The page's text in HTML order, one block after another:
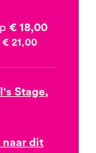
€ 18,00
€ 21,00
Stage,
naar dit